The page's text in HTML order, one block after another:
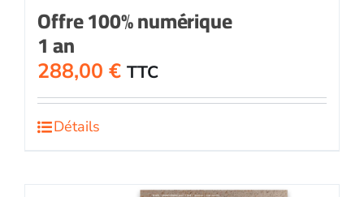
Offre 100% numérique
1 an
288,00 € TTC
Détails